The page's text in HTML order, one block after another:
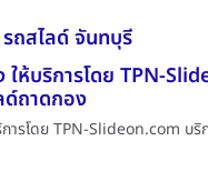
ถสไลด์ จันทบุรี
ให้บริการโดย TPN-
ด์ถาดกอง
ารโดย TPN-Slideon.com บริ